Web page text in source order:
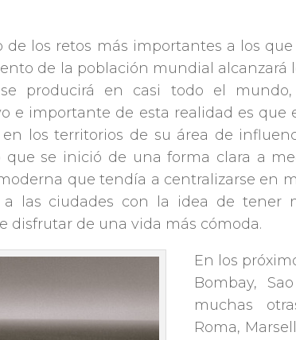
los retos más importantes a los
de la población mundial alcanzará
producirá en casi todo el
e importante de esta realidad es que
los territorios de su área de
se inició de una forma clara a
que tendía a centralizarse en
las ciudades con la idea de tener
disfrutar de una vida más cómoda.
En los
Bombay,
muchas
Roma,